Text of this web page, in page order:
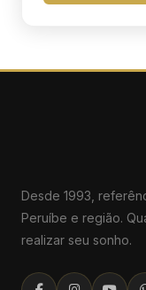
Desde 1993,
Peruíbe e região.
realizar seu sonho.